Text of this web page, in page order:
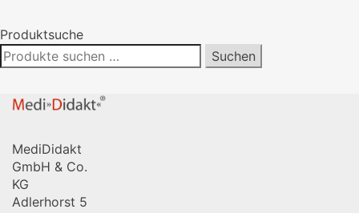
Produktsuche
Suchen
nach:
Suchen
MediDidakt
GmbH & Co.
KG
Adlerhorst 5